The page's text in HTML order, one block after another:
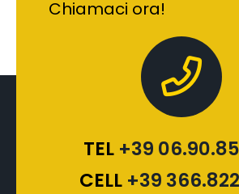
Chiamaci ora!
TEL +39
CELL +39